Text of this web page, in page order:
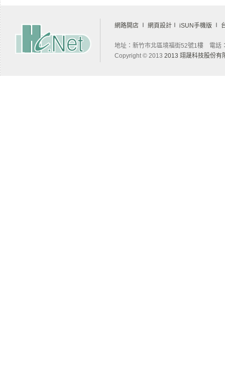
網路開店 ∣ 網頁設計 ∣ iSUN手機版 ∣
地址：新竹市北區境福街52號1樓 電
Copyright © 2013 2013 翊晟科技股份有